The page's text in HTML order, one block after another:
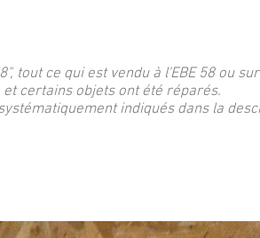
tout ce qui est vendu à l'EBE 58 ou
et certains objets ont été réparés.
indiqués dans la